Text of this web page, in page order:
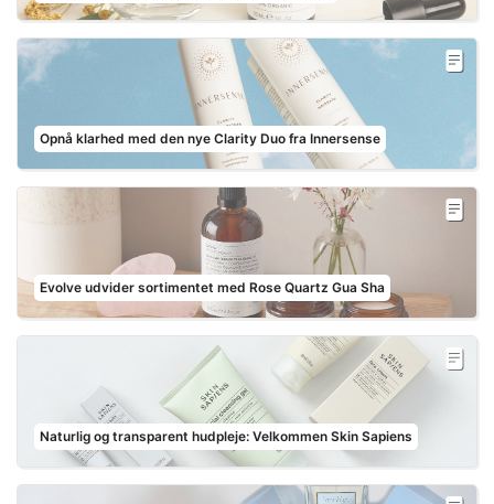
Opnå klarhed med den nye Clarity Duo fra Innersense
Evolve udvider sortimentet med Rose Quartz Gua Sha
Naturlig og transparent hudpleje: Velkommen Skin Sapiens